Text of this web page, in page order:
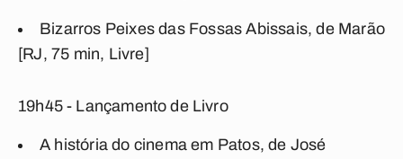
Bizarros Peixes das Fossas Abissais, de Marão
[RJ, 75 min, Livre]
19h45 - Lançamento de Livro
​A história do cinema em Patos, de José